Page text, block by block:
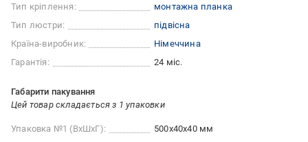
Тип кріплення:
монтажна планка
Тип люстри:
підвісна
Країна-виробник:
Німеччина
Гарантія:
24 міс.
Габарити пакування
Цей товар складається з 1 упаковки
Упаковка №1 (ВхШхГ):
500x40x40 мм